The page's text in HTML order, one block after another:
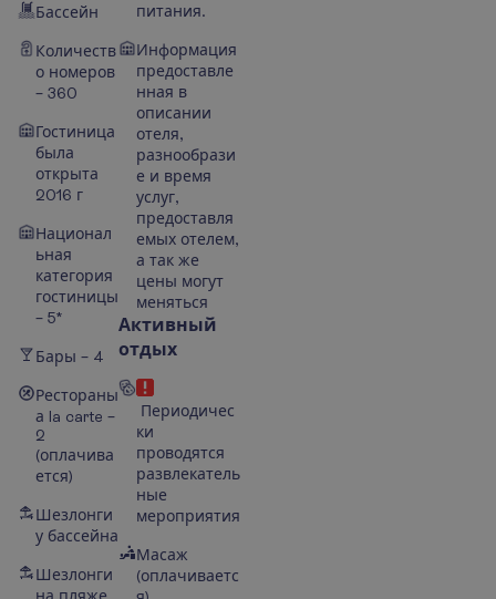
Бассейн
Количеств
о номеров
– 360
Гостиница
была
открыта
2016 г
Национал
ьная
категория
гостиницы
– 5*
Бары – 4
Рестораны
а la carte –
2
(оплачива
ется)
Шезлонги
у бассейна
Шезлонги
на пляже
питания.
Информация
предоставле
нная в
описании
отеля,
разнообрази
е и время
услуг,
предоставля
емых отелем,
а так же
цены могут
меняться
Активный
отдых
Периодичес
ки
проводятся
развлекатель
ные
мероприятия
Масаж
(оплачиваетс